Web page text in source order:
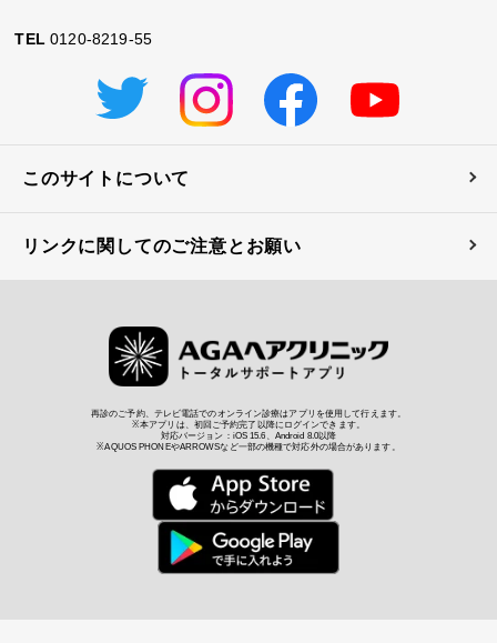
TEL 0120-8219-55
このサイトについて
リンクに関してのご注意とお願い
再診のご予約、テレビ電話でのオンライン診療はアプリを使用して行えます。
※本アプリは、初回ご予約完了以降にログインできます。
対応バージョン：iOS 15.6、Android 8.0以降
※AQUOS PHONEやARROWSなど一部の機種で対応外の場合があります。